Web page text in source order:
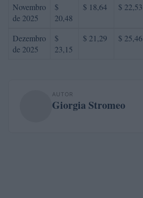
Novembro
de 2025
$
20,48
$ 18,64 $ 22,53
Dezembro
de 2025
$
23,15
$ 21,29 $ 25,46
AUTOR
Giorgia Stromeo